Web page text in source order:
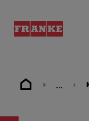
...